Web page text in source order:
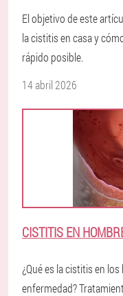
El objetivo de este
la cistitis en casa y
rápido posible.
14 abril 2026
CISTITIS EN
¿Qué es la cistitis en
enfermedad?